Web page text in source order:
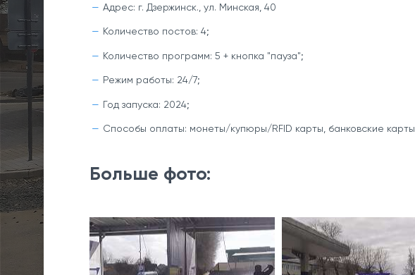
Адрес: г. Дзержинск., ул. Минская, 40
Количество постов: 4;
Количество программ: 5 + кнопка "пауза";
Режим работы: 24/7;
Год запуска: 2024;
Способы оплаты: монеты/купюры/RFID карты, банковские карты
Больше фото: